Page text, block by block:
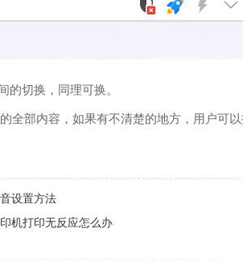
的切换，同理可换。
部内容，如果有不清楚的地方，用户可以
设置方法
机打印无反应怎么办